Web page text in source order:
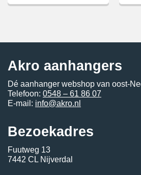
Akro aanhangers
Dé aanhanger webshop van oost-
Telefoon: 0548 – 61 86 07
E-mail: info@akro.nl
Bezoekadres
Fuutweg 13
7442 CL Nijverdal